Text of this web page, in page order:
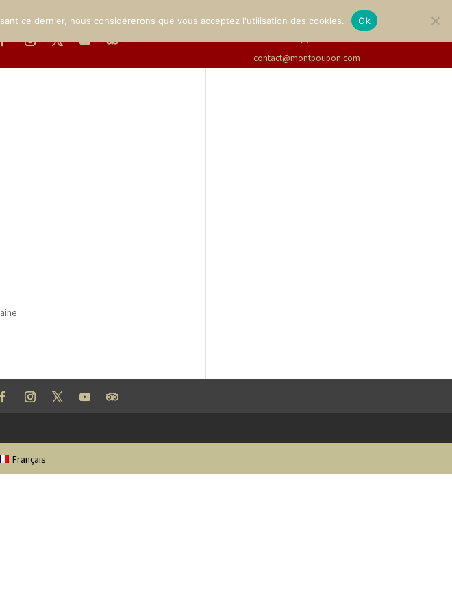
THE GROUNDS EVENTS GALLERY TICKETS English
+33(0)2 47 94 21 15/
contact@montpoupon.com
Français
ce dernier, nous considérerons que vous acceptez l'utilisation des cookies. Ok